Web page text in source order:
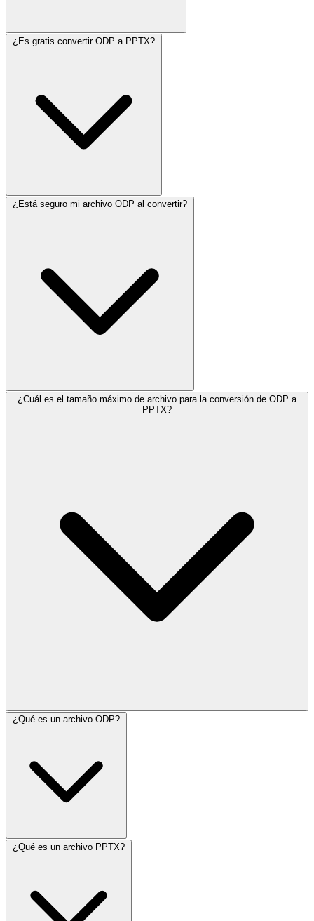
¿Es gratis convertir ODP a PPTX?
¿Está seguro mi archivo ODP al convertir?
¿Cuál es el tamaño máximo de archivo para la conversión de ODP a
PPTX?
¿Qué es un archivo ODP?
¿Qué es un archivo PPTX?